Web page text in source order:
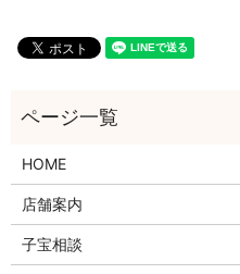
HOME
店舗案内
子宝相談